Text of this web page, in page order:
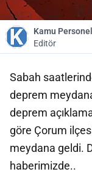
Kamu
Editör
Sabah
deprem
deprem
göre Çorum
meydana geldi.
haberimizde..